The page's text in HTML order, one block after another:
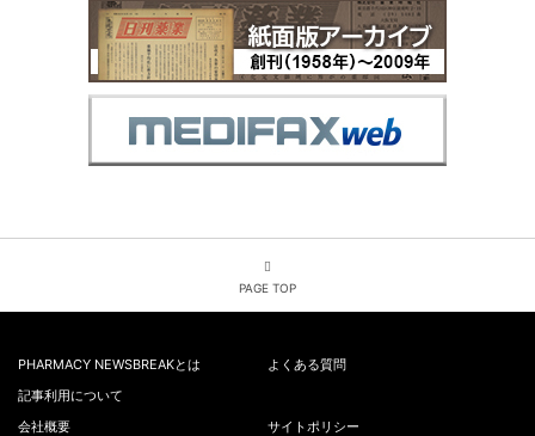
PAGE TOP
PHARMACY NEWSBREAKとは
よくある質問
記事利用について
会社概要
サイトポリシー